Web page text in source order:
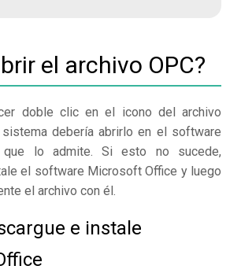
el archivo OPC?
doble clic en el icono del archivo
debería abrirlo en el software
que lo admite. Si esto no sucede,
el software Microsoft Office y luego
el archivo con él.
e instale